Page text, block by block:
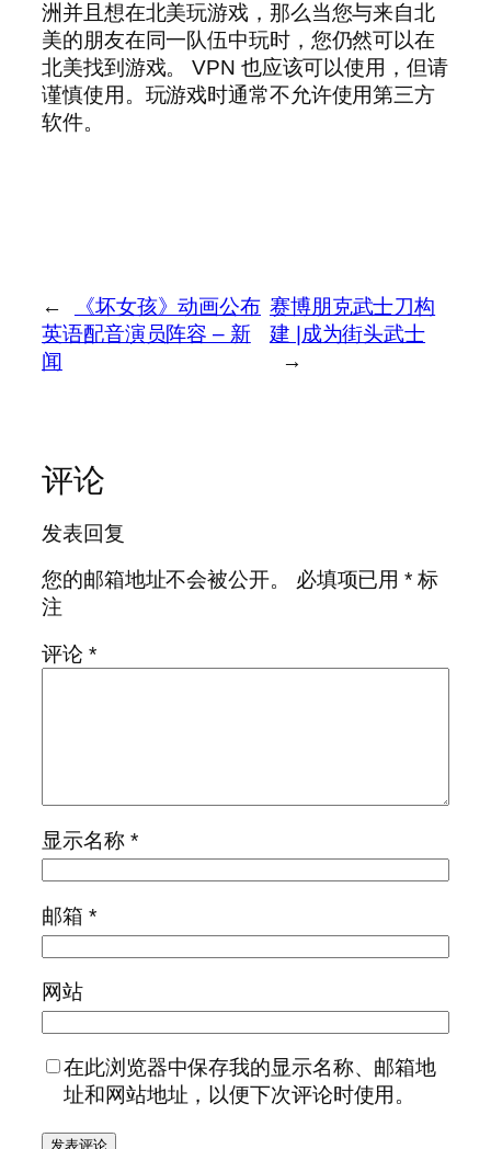
洲并且想在北美玩游戏，那么当您与来自北
美的朋友在同一队伍中玩时，您仍然可以在
北美找到游戏。 VPN 也应该可以使用，但请
谨慎使用。玩游戏时通常不允许使用第三方
软件。
←
《坏女孩》动画公布
英语配音演员阵容 – 新
闻
赛博朋克武士刀构
建 |成为街头武士
→
评论
发表回复
您的邮箱地址不会被公开。
必填项已用* 标
注
评论 *
显示名称 *
邮箱 *
网站
在此浏览器中保存我的显示名称、邮箱地
址和网站地址，以便下次评论时使用。